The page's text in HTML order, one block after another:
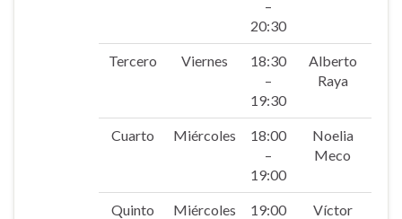
–
20:30
Tercero Viernes
18:30
–
19:30
Alberto
Raya
Cuarto Miércoles
18:00
–
19:00
Noelia
Meco
Quinto Miércoles
19:00
Víctor